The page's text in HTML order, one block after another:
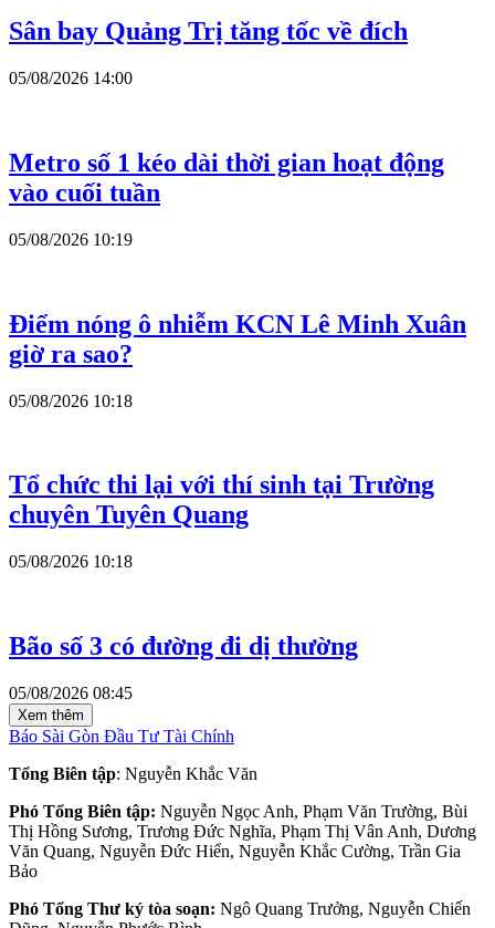
Sân bay Quảng Trị tăng tốc về đích
05/08/2026 14:00
Metro số 1 kéo dài thời gian hoạt động
vào cuối tuần
05/08/2026 10:19
Điểm nóng ô nhiễm KCN Lê Minh Xuân
giờ ra sao?
05/08/2026 10:18
Tổ chức thi lại với thí sinh tại Trường
chuyên Tuyên Quang
05/08/2026 10:18
Bão số 3 có đường đi dị thường
05/08/2026 08:45
Xem thêm
Báo Sài Gòn Đầu Tư Tài Chính
Tổng Biên tập: Nguyễn Khắc Văn
Phó Tổng Biên tập: Nguyễn Ngọc Anh, Phạm Văn Trường, Bùi
Thị Hồng Sương, Trương Đức Nghĩa, Phạm Thị Vân Anh, Dương
Văn Quang, Nguyễn Đức Hiển, Nguyễn Khắc Cường, Trần Gia
Bảo
Phó Tổng Thư ký tòa soạn: Ngô Quang Trưởng, Nguyễn Chiến